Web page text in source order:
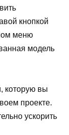
кнопкой
меню
модель
которую вы
проекте.
ускорить